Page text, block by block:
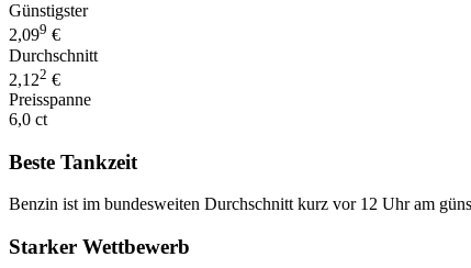
Günstigster
2,099 €
Durchschnitt
2,122 €
Preisspanne
6,0 ct
Beste Tankzeit
Benzin ist im bundesweiten Durchschnitt kurz vor 12 Uhr am
Starker Wettbewerb